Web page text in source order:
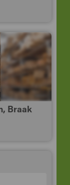
Braak